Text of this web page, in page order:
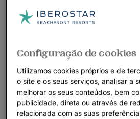
Configuração de cookies
Utilizamos cookies próprios e de
o site e os seus serviços, analisar a
melhorar os seus conteúdos, bem
publicidade, direta ou através de
relacionada com as suas